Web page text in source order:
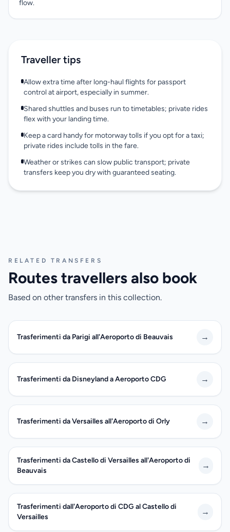
flow.
Traveller tips
Allow extra time after long-haul flights for passport
control at airport, especially in summer.
Shared shuttles and buses run to timetables; private rides
flex with your landing time.
Keep a card handy for motorway tolls if you opt for a taxi;
private rides include tolls in the fare.
Weather or strikes can slow public transport; private
transfers keep you dry with guaranteed seating.
RELATED TRANSFERS
Routes travellers also book
Based on other transfers in this collection.
Trasferimenti da Parigi all'Aeroporto di Beauvais →
Trasferimenti da Disneyland a Aeroporto CDG →
Trasferimenti da Versailles all'Aeroporto di Orly →
Trasferimenti da Castello di Versailles all'Aeroporto di
Beauvais
→
Trasferimenti dall'Aeroporto di CDG al Castello di
Versailles
→